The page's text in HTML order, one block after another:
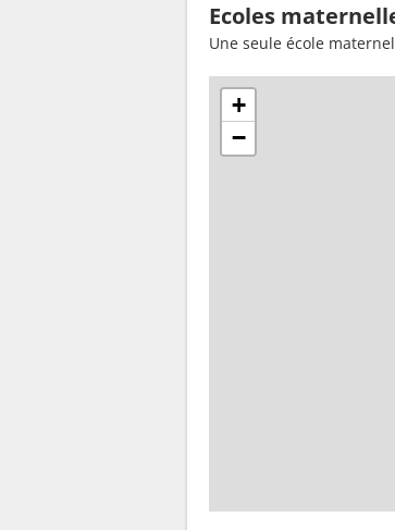
Ecoles
Une seule école
+
−